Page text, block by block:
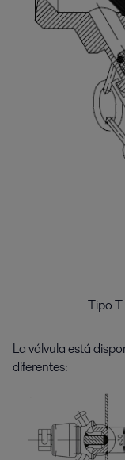
Tipo
La válvula está
diferentes: